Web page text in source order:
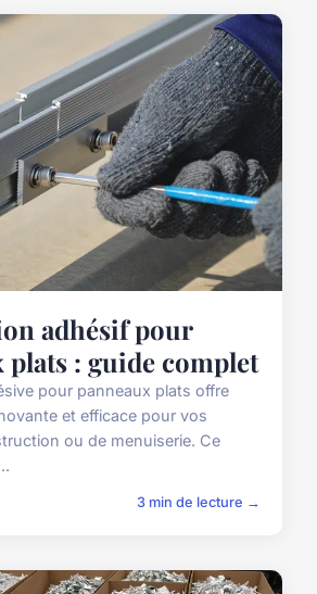
adhésif pour
plats : guide complet
pour panneaux plats offre
et efficace pour vos
ou de menuiserie. Ce
3 min de lecture →